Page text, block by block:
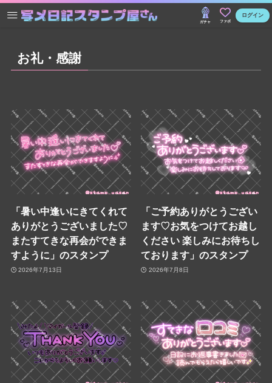
ガチャ ファボ
ログイン
お礼・感謝
「暑い中逢いにきてくれて
ありがとうございました♡
またすてきな再会ができま
すように」のスタンプ
2026年7月13日
「ご予約ありがとうござい
ます♡お気をつけてお越し
ください 楽しみにお待ちし
ております」のスタンプ
2026年7月8日